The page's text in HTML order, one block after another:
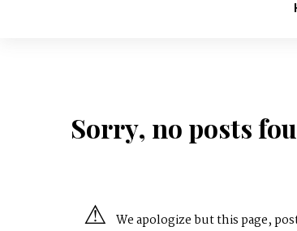
Sorry, no posts
We apologize but this page,